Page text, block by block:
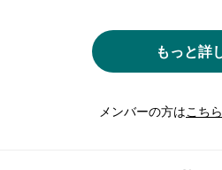
もっと詳
メンバーの方はこちら